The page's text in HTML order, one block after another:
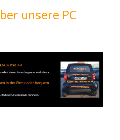
unsere PC